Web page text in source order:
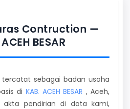
Contruction —
BESAR
tercatat sebagai badan usaha
di KAB. ACEH BESAR , Aceh,
akta pendirian di data kami,